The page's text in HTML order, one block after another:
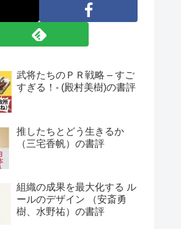
武将たちのＰＲ戦略 – すご
すぎる！- (殿村美樹)の書評
推したちとどう生きるか
（三宅香帆）の書評
組織の成果を最大化する ル
ールのデザイン （安斎勇
樹、水野祐）の書評